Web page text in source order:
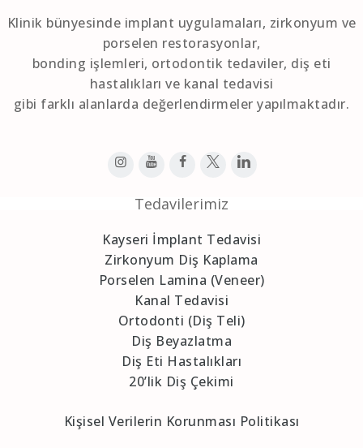
Klinik bünyesinde implant uygulamaları, zirkonyum ve
porselen restorasyonlar,
bonding işlemleri, ortodontik tedaviler, diş eti
hastalıkları ve kanal tedavisi
gibi farklı alanlarda değerlendirmeler yapılmaktadır.
Tedavilerimiz
Kayseri İmplant Tedavisi
Zirkonyum Diş Kaplama
Porselen Lamina (Veneer)
Kanal Tedavisi
Ortodonti (Diş Teli)
Diş Beyazlatma
Diş Eti Hastalıkları
20’lik Diş Çekimi
Kişisel Verilerin Korunması Politikası